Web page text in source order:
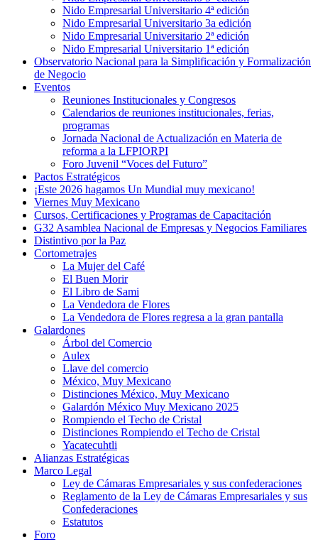
Nido Empresarial Universitario 4ª edición
Nido Empresarial Universitario 3a edición
Nido Empresarial Universitario 2ª edición
Nido Empresarial Universitario 1ª edición
Observatorio Nacional para la Simplificación y Formalización
de Negocio
Eventos
Reuniones Institucionales y Congresos
Calendarios de reuniones institucionales, ferias,
programas
Jornada Nacional de Actualización en Materia de
reforma a la LFPIORPI
Foro Juvenil “Voces del Futuro”
Pactos Estratégicos
¡Este 2026 hagamos Un Mundial muy mexicano!
Viernes Muy Mexicano
Cursos, Certificaciones y Programas de Capacitación
G32 Asamblea Nacional de Empresas y Negocios Familiares
Distintivo por la Paz
Cortometrajes
La Mujer del Café
El Buen Morir
El Libro de Sami
La Vendedora de Flores
La Vendedora de Flores regresa a la gran pantalla
Galardones
Árbol del Comercio
Aulex
Llave del comercio
México, Muy Mexicano
Distinciones México, Muy Mexicano
Galardón México Muy Mexicano 2025
Rompiendo el Techo de Cristal
Distinciones Rompiendo el Techo de Cristal
Yacatecuhtli
Alianzas Estratégicas
Marco Legal
Ley de Cámaras Empresariales y sus confederaciones
Reglamento de la Ley de Cámaras Empresariales y sus
Confederaciones
Estatutos
Foro